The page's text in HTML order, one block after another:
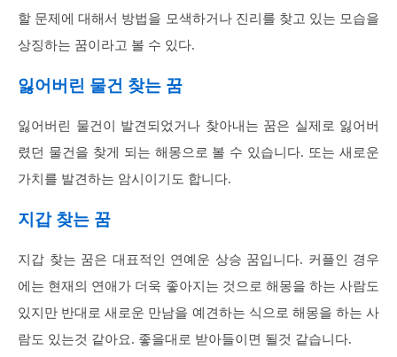
할 문제에 대해서 방법을 모색하거나 진리를 찾고 있는 모습을
상징하는 꿈이라고 볼 수 있다.
잃어버린 물건 찾는 꿈
잃어버린 물건이 발견되었거나 찾아내는 꿈은 실제로 잃어버
렸던 물건을 찾게 되는 해몽으로 볼 수 있습니다. 또는 새로운
가치를 발견하는 암시이기도 합니다.
지갑 찾는 꿈
지갑 찾는 꿈은 대표적인 연예운 상승 꿈입니다. 커플인 경우
에는 현재의 연애가 더욱 좋아지는 것으로 해몽을 하는 사람도
있지만 반대로 새로운 만남을 예견하는 식으로 해몽을 하는 사
람도 있는것 같아요. 좋을대로 받아들이면 될것 같습니다.